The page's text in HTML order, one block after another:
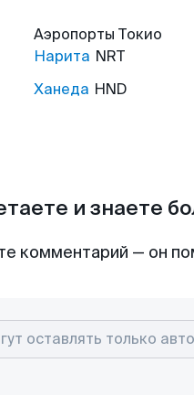
Аэропорты Токио
Нарита NRT
Ханеда HND
и знаете
комментарий — он